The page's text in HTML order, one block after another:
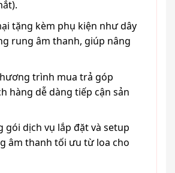
tặng kèm phụ kiện như dây
rung âm thanh, giúp nâng
trình mua trả góp
hàng dễ dàng tiếp cận sản
gói dịch vụ lắp đặt và setup
âm thanh tối ưu từ loa cho